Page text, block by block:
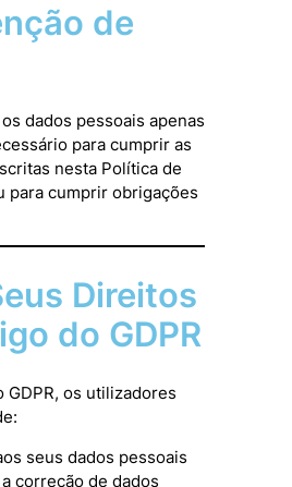
de
dados pessoais apenas
para cumprir as
nesta Política de
para cumprir obrigações
Direitos
do GDPR
GDPR, os utilizadores
seus dados pessoais
correção de dados